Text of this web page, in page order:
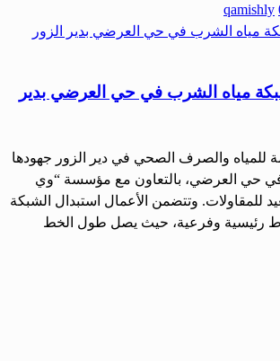
qamishly
مياه الشرب في حي العرضي بدير
للمياه والصرف الصحي في دير الزور جهودها
في حي العرضي، بالتعاون مع مؤسسة “وي
للمقاولات. وتتضمن الأعمال استبدال الشبكة
رئيسية وفرعية، حيث يصل طول الخط